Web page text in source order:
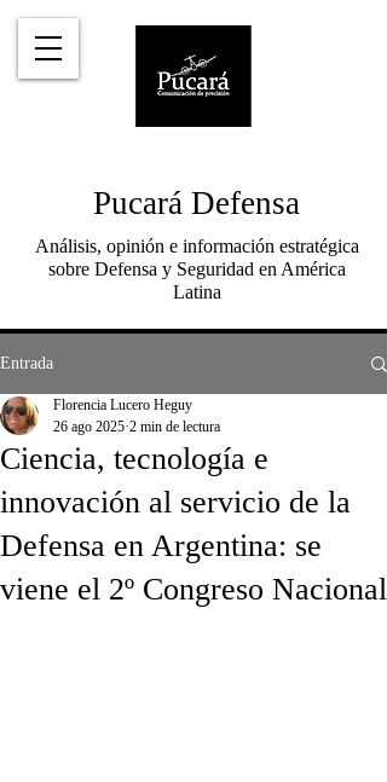
Pucará Defensa
Análisis, opinión e información estratégica
sobre Defensa y Seguridad en América
Latina
Entrada
Ciencia, tecnología e
innovación al servicio de la
Defensa en Argentina: se
viene el 2º Congreso Nacional
Florencia Lucero Heguy
26 ago 2025 2 min de lectura